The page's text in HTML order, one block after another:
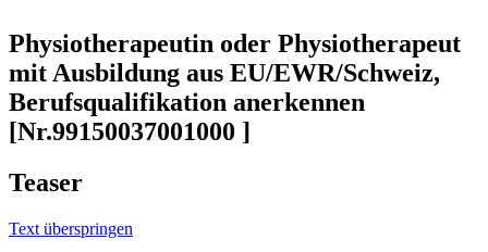
Physiotherapeutin oder Physiotherapeut
mit Ausbildung aus EU/EWR/Schweiz,
Berufsqualifikation anerkennen
[Nr.99150037001000 ]
Teaser
Text überspringen